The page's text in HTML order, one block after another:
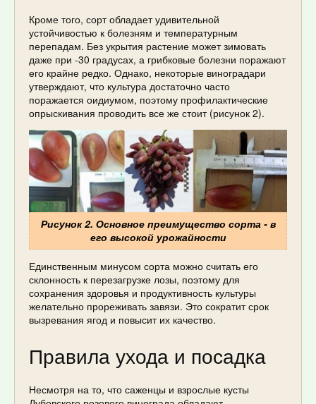
Кроме того, сорт обладает удивительной
устойчивостью к болезням и температурным
перепадам. Без укрытия растение может зимовать
даже при -30 градусах, а грибковые болезни поражают
его крайне редко. Однако, некоторые виноградари
утверждают, что культура достаточно часто
поражается оидиумом, поэтому профилактические
опрыскивания проводить все же стоит (рисунок 2).
Рисунок 2. Основное преимущество сорта - в
его высокой урожайности
Единственным минусом сорта можно считать его
склонность к перезагрузке лозы, поэтому для
сохранения здоровья и продуктивность культуры
желательно прореживать завязи. Это сократит срок
вызревания ягод и повысит их качество.
Правила ухода и посадка
Несмотря на то, что саженцы и взрослые кусты